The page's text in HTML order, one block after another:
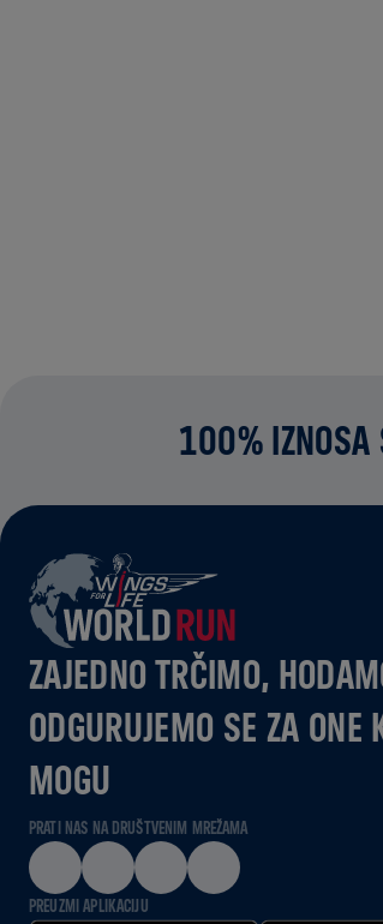
100% IZNOSA
ZAJEDNO TRČIMO,
ODGURUJEMO SE ZA ONE
MOGU
PRATI NAS NA DRUŠTVENIM MREŽAMA
PREUZMI APLIKACIJU